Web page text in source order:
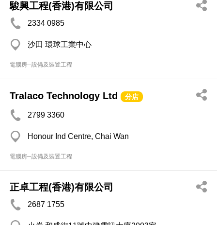
駿興工程(香港)有限公司
2334 0985
沙田 環球工業中心
電腦房─設備及裝置工程
Tralaco Technology Ltd 分店
2799 3360
Honour Ind Centre, Chai Wan
電腦房─設備及裝置工程
正卓工程(香港)有限公司
2687 1755